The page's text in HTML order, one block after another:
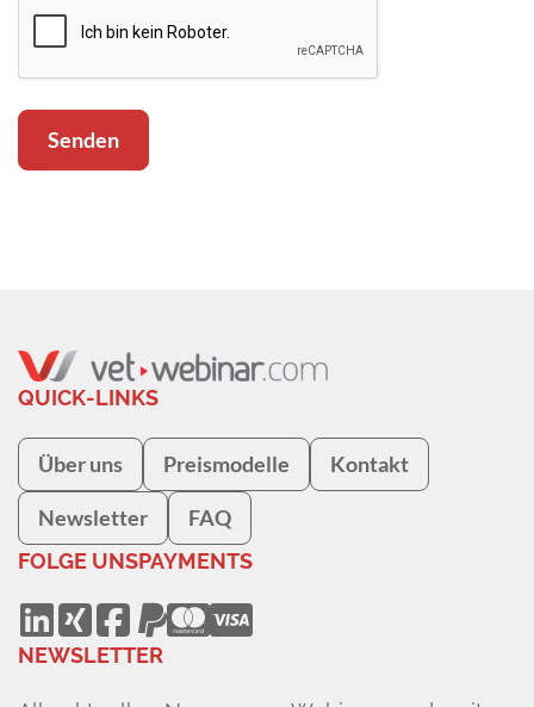
QUICK-LINKS
Über uns Preismodelle Kontakt
Newsletter FAQ
FOLGE UNSPAYMENTS
NEWSLETTER